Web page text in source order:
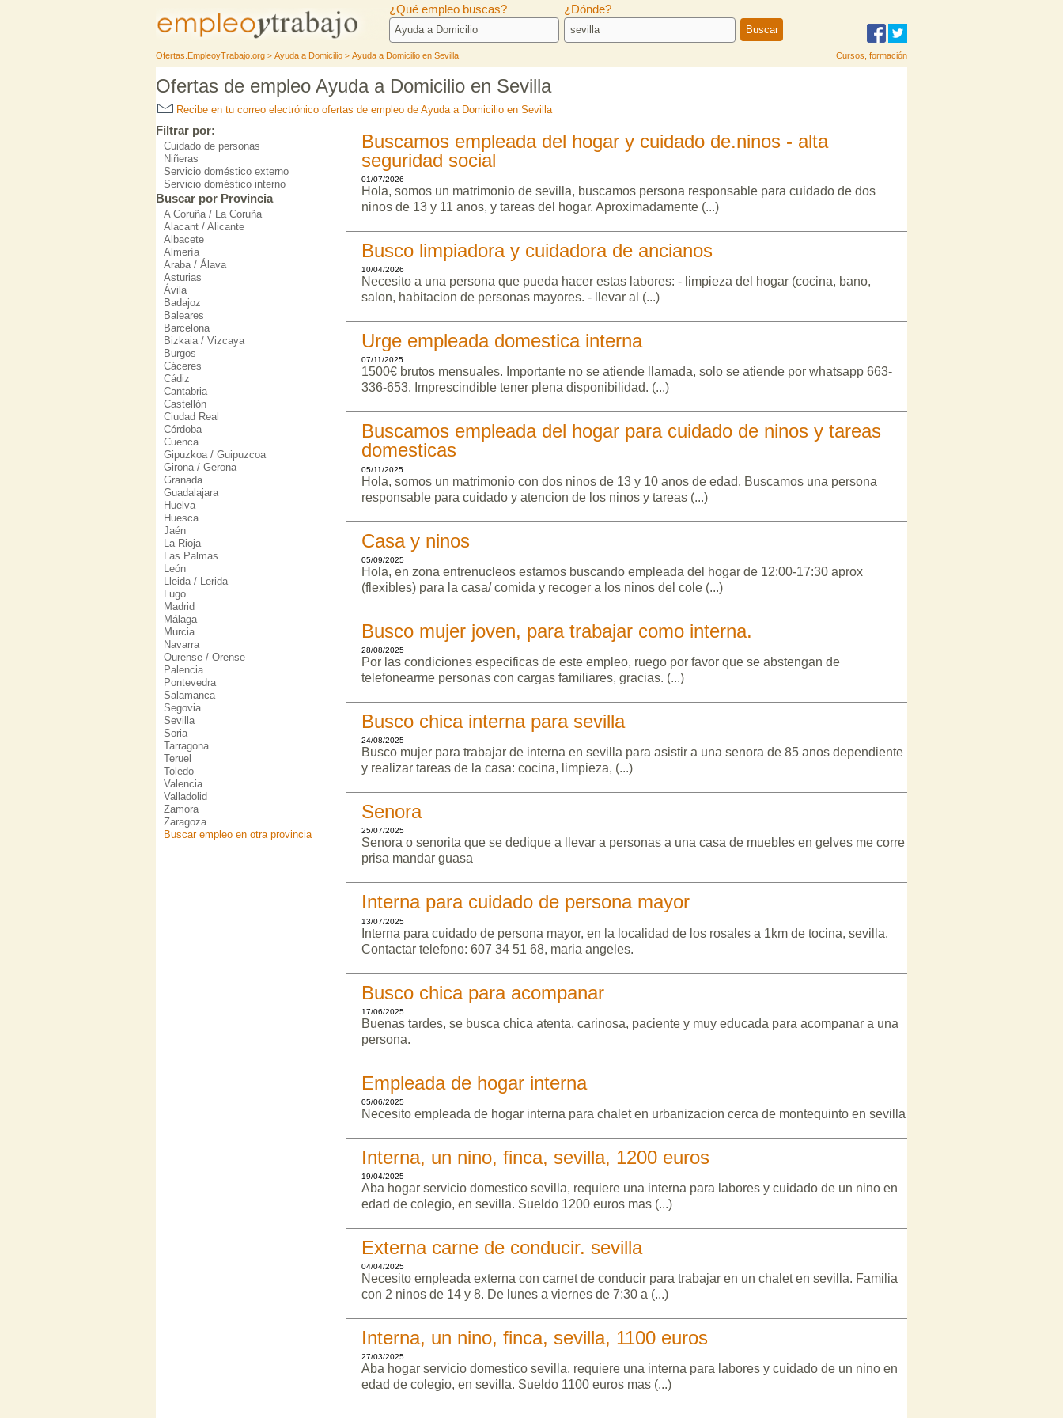
¿Qué empleo buscas? ¿Dónde?
Ofertas.EmpleoyTrabajo.org > Ayuda a Domicilio > Ayuda a Domicilio en Sevilla Cursos, formación
Ofertas de empleo Ayuda a Domicilio en Sevilla
Recibe en tu correo electrónico ofertas de empleo de Ayuda a Domicilio en Sevilla
Buscamos empleada del hogar y cuidado de.ninos - alta
seguridad social
01/07/2026
Hola, somos un matrimonio de sevilla, buscamos persona responsable para cuidado de dos
ninos de 13 y 11 anos, y tareas del hogar. Aproximadamente (...)
Busco limpiadora y cuidadora de ancianos
10/04/2026
Necesito a una persona que pueda hacer estas labores: - limpieza del hogar (cocina, bano,
salon, habitacion de personas mayores. - llevar al (...)
Urge empleada domestica interna
07/11/2025
1500€ brutos mensuales. Importante no se atiende llamada, solo se atiende por whatsapp 663-
336-653. Imprescindible tener plena disponibilidad. (...)
Buscamos empleada del hogar para cuidado de ninos y tareas
domesticas
05/11/2025
Hola, somos un matrimonio con dos ninos de 13 y 10 anos de edad. Buscamos una persona
responsable para cuidado y atencion de los ninos y tareas (...)
Casa y ninos
05/09/2025
Hola, en zona entrenucleos estamos buscando empleada del hogar de 12:00-17:30 aprox
(flexibles) para la casa/ comida y recoger a los ninos del cole (...)
Busco mujer joven, para trabajar como interna.
28/08/2025
Por las condiciones especificas de este empleo, ruego por favor que se abstengan de
telefonearme personas con cargas familiares, gracias. (...)
Busco chica interna para sevilla
24/08/2025
Busco mujer para trabajar de interna en sevilla para asistir a una senora de 85 anos dependiente
y realizar tareas de la casa: cocina, limpieza, (...)
Senora
25/07/2025
Senora o senorita que se dedique a llevar a personas a una casa de muebles en gelves me corre
prisa mandar guasa
Interna para cuidado de persona mayor
13/07/2025
Interna para cuidado de persona mayor, en la localidad de los rosales a 1km de tocina, sevilla.
Contactar telefono: 607 34 51 68, maria angeles.
Busco chica para acompanar
17/06/2025
Buenas tardes, se busca chica atenta, carinosa, paciente y muy educada para acompanar a una
persona.
Empleada de hogar interna
05/06/2025
Necesito empleada de hogar interna para chalet en urbanizacion cerca de montequinto en sevilla
Interna, un nino, finca, sevilla, 1200 euros
19/04/2025
Aba hogar servicio domestico sevilla, requiere una interna para labores y cuidado de un nino en
edad de colegio, en sevilla. Sueldo 1200 euros mas (...)
Externa carne de conducir. sevilla
04/04/2025
Necesito empleada externa con carnet de conducir para trabajar en un chalet en sevilla. Familia
con 2 ninos de 14 y 8. De lunes a viernes de 7:30 a (...)
Interna, un nino, finca, sevilla, 1100 euros
27/03/2025
Aba hogar servicio domestico sevilla, requiere una interna para labores y cuidado de un nino en
edad de colegio, en sevilla. Sueldo 1100 euros mas (...)
Filtrar por:
Cuidado de personas
Niñeras
Servicio doméstico externo
Servicio doméstico interno
Buscar por Provincia
A Coruña / La Coruña
Alacant / Alicante
Albacete
Almería
Araba / Álava
Asturias
Ávila
Badajoz
Baleares
Barcelona
Bizkaia / Vizcaya
Burgos
Cáceres
Cádiz
Cantabria
Castellón
Ciudad Real
Córdoba
Cuenca
Gipuzkoa / Guipuzcoa
Girona / Gerona
Granada
Guadalajara
Huelva
Huesca
Jaén
La Rioja
Las Palmas
León
Lleida / Lerida
Lugo
Madrid
Málaga
Murcia
Navarra
Ourense / Orense
Palencia
Pontevedra
Salamanca
Segovia
Sevilla
Soria
Tarragona
Teruel
Toledo
Valencia
Valladolid
Zamora
Zaragoza
Buscar empleo en otra provincia